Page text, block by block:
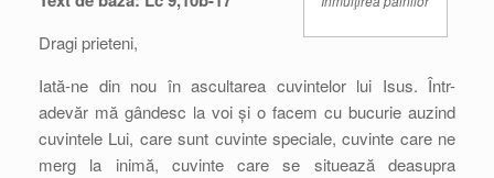
Dragi prieteni,
Iată-ne din nou în ascultarea cuvintelor lui Isus. Într-
adevăr mă gândesc la voi și o facem cu bucurie auzind
cuvintele Lui, care sunt cuvinte speciale, cuvinte care ne
merg la inimă, cuvinte care se situează deasupra